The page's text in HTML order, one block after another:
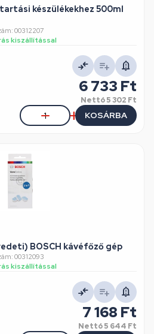
készülékekhez 500ml
00312207
kiszállítással
6 733 Ft
Nettó5 302 Ft
KOSÁRBA
BOSCH kávéfőző gép
00312093
kiszállítással
7 168 Ft
Nettó5 644 Ft